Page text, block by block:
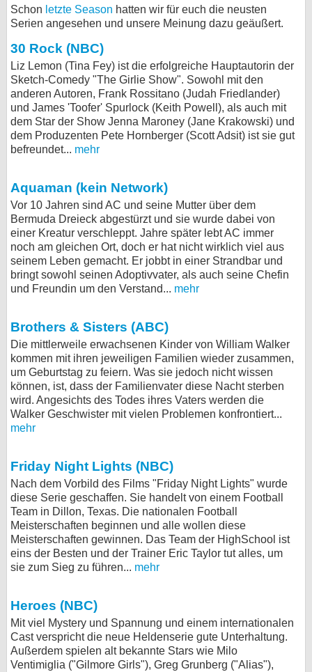
Schon letzte Season hatten wir für euch die neusten
Serien angesehen und unsere Meinung dazu geäußert.
30 Rock (NBC)
Liz Lemon (Tina Fey) ist die erfolgreiche Hauptautorin der
Sketch-Comedy "The Girlie Show". Sowohl mit den
anderen Autoren, Frank Rossitano (Judah Friedlander)
und James 'Toofer' Spurlock (Keith Powell), als auch mit
dem Star der Show Jenna Maroney (Jane Krakowski) und
dem Produzenten Pete Hornberger (Scott Adsit) ist sie gut
befreundet... mehr
Aquaman (kein Network)
Vor 10 Jahren sind AC und seine Mutter über dem
Bermuda Dreieck abgestürzt und sie wurde dabei von
einer Kreatur verschleppt. Jahre später lebt AC immer
noch am gleichen Ort, doch er hat nicht wirklich viel aus
seinem Leben gemacht. Er jobbt in einer Strandbar und
bringt sowohl seinen Adoptivvater, als auch seine Chefin
und Freundin um den Verstand... mehr
Brothers & Sisters (ABC)
Die mittlerweile erwachsenen Kinder von William Walker
kommen mit ihren jeweiligen Familien wieder zusammen,
um Geburtstag zu feiern. Was sie jedoch nicht wissen
können, ist, dass der Familienvater diese Nacht sterben
wird. Angesichts des Todes ihres Vaters werden die
Walker Geschwister mit vielen Problemen konfrontiert...
mehr
Friday Night Lights (NBC)
Nach dem Vorbild des Films "Friday Night Lights" wurde
diese Serie geschaffen. Sie handelt von einem Football
Team in Dillon, Texas. Die nationalen Football
Meisterschaften beginnen und alle wollen diese
Meisterschaften gewinnen. Das Team der HighSchool ist
eins der Besten und der Trainer Eric Taylor tut alles, um
sie zum Sieg zu führen... mehr
Heroes (NBC)
Mit viel Mystery und Spannung und einem internationalen
Cast verspricht die neue Heldenserie gute Unterhaltung.
Außerdem spielen alt bekannte Stars wie Milo
Ventimiglia ("Gilmore Girls"), Greg Grunberg ("Alias"),
Forum
bei Facebook
Kontakt
Cookie-Einstellungen
Impressum
Desktop-Ansicht
myFanbase